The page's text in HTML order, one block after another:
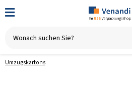
Umzugskartons